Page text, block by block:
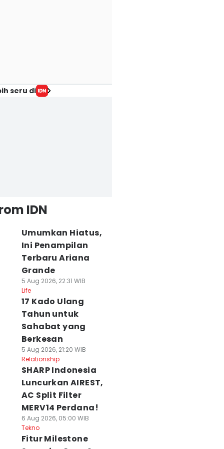
seru di
IDN
Umumkan Hiatus,
Ini Penampilan
Terbaru Ariana
Grande
5 Aug 2026, 22:31 WIB
Life
17 Kado Ulang
Tahun untuk
Sahabat yang
Berkesan
5 Aug 2026, 21:20 WIB
Relationship
SHARP Indonesia
Luncurkan AIREST,
AC Split Filter
MERV14 Perdana!
6 Aug 2026, 05:00 WIB
Tekno
Fitur Milestone